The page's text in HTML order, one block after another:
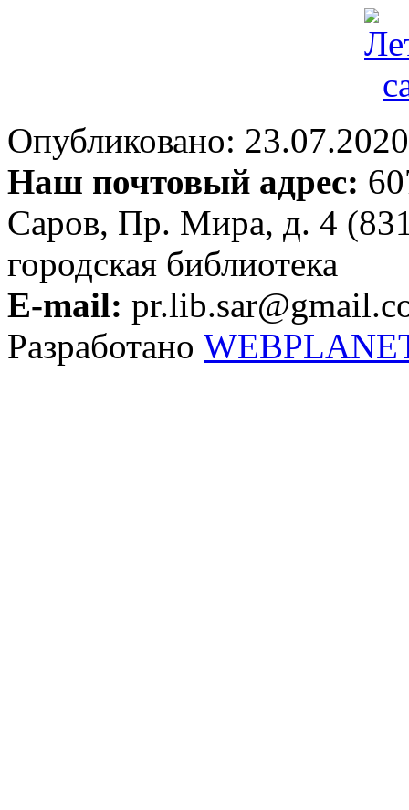
Опубликовано:
Наш почтовый адрес:
Саров, Пр. Мира, д. 4
городская библиотека
E-mail:
Разработано